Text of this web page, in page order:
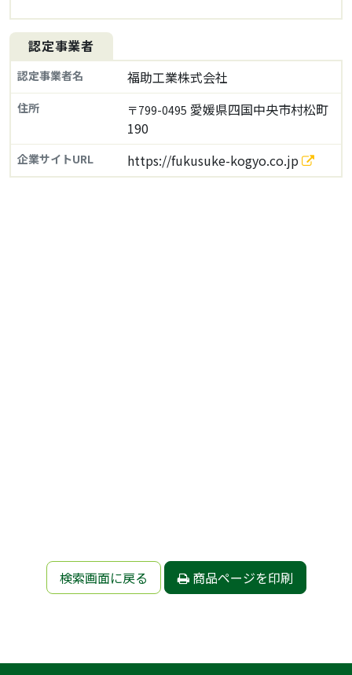
認定事業者
認定事業者名 福助工業株式会社
住所 〒799-0495 愛媛県四国中央市村松町
190
企業サイトURL https://fukusuke-kogyo.co.jp
検索画面に戻る 商品ページを印刷